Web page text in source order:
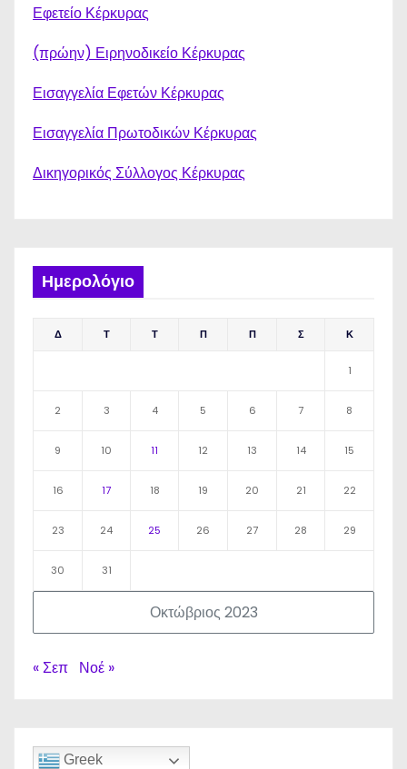
Εφετείο Κέρκυρας
(πρώην) Ειρηνοδικείο Κέρκυρας
Εισαγγελία Εφετών Κέρκυρας
Εισαγγελία Πρωτοδικών Κέρκυρας
Δικηγορικός Σύλλογος Κέρκυρας
Ημερολόγιο
Οκτώβριος 2023
Δ Τ Τ Π Π Σ Κ
1
2 3 4 5 6 7 8
9 10 11 12 13 14 15
16 17 18 19 20 21 22
23 24 25 26 27 28 29
30 31
« Σεπ Νοέ »
Greek